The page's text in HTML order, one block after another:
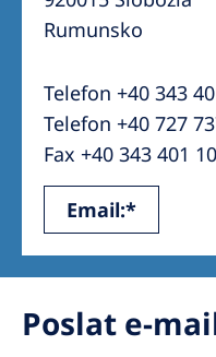
Australia
North America
United States of
NephroCare
Global Website
Rumunsko
Telefon +40 343
Telefon +40 727
Fax +40 343 401
Email:*
Poslat e-